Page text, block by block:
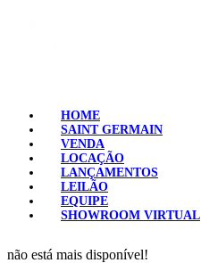
HOME
SAINT GERMAIN
VENDA
LOCAÇÃO
LANÇAMENTOS
LEILÃO
EQUIPE
SHOWROOM VIRTUAL
não está mais disponível!